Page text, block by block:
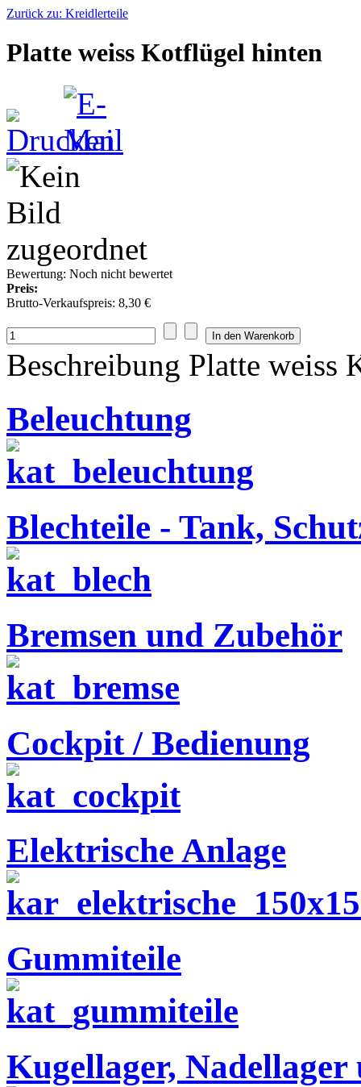
Zurück zu: Kreidlerteile
Platte weiss Kotflügel hinten
Bewertung: Noch nicht bewertet
Preis:
Brutto-Verkaufspreis: 8,30 €
Beschreibung Platte weiss
Beleuchtung
Blechteile - Tank,
Bremsen und Zubehör
Cockpit / Bedienung
Elektrische Anlage
Gummiteile
Kugellager,